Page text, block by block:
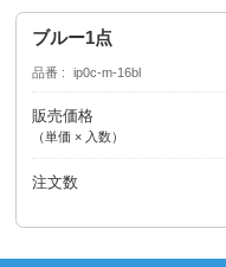
ブルー1点
品番 ip0c-m-16bl
販売価格
（単価 × 入数）
注文数